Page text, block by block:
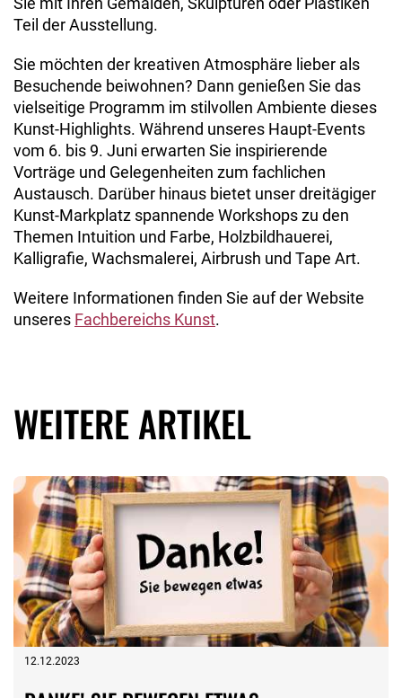
Teil der Ausstellung.
Sie möchten der kreativen Atmosphäre lieber als
Besuchende beiwohnen? Dann genießen Sie das
vielseitige Programm im stilvollen Ambiente dieses
Kunst-Highlights. Während unseres Haupt-Events
vom 6. bis 9. Juni erwarten Sie inspirierende
Vorträge und Gelegenheiten zum fachlichen
Austausch. Darüber hinaus bietet unser dreitägiger
Kunst-Markplatz spannende Workshops zu den
Themen Intuition und Farbe, Holzbildhauerei,
Kalligrafie, Wachsmalerei, Airbrush und Tape Art.
Weitere Informationen finden Sie auf der Website
unseres Fachbereichs Kunst.
WEITERE ARTIKEL
12.12.2023